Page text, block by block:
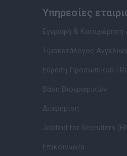
Υπηρεσίες
Εγγραφή & Καταχώρηση
Τιμοκατάλογος
Εύρεση Προσωπικού |
Βάση Βιογραφικών
Διαφήμιση
Jobfind for Recruiters
Επικοινωνία